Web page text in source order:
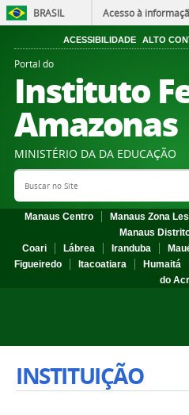
BRASIL Acesso à
ACESSIBILIDADE ALTO
Portal do
Instituto
Amazonas
MINISTÉRIO DA DA EDUCAÇÃO
Search Site
Manaus Centro Manaus Zona
Manaus
Coari
Lábrea Iranduba
Figueiredo
Itacoatiara Humaitá
do
INSTITUIÇÃO